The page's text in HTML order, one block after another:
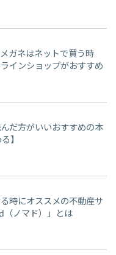
メガネはネットで買う時
インショップがおすすめ
だ方がいいおすすめの本
】
時にオススメの不動産サ
ノマド）」とは